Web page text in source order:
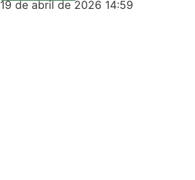
19 de abril de 2026 14:59